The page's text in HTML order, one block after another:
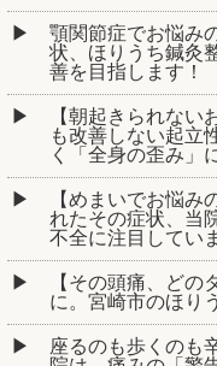
顎関節症でお悩み
状、ほりうち鍼灸
善を目指します！
【朝起きられな
も改善しない起立
く「全身の歪み」
【めまいでお悩み
れたその症状、当
不全に注目してい
【その頭痛、ど
に。宮崎市のほり
座るのも歩くのも